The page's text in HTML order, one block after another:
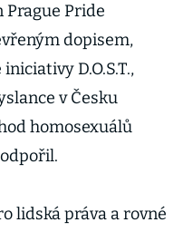
Pride
dopisem,
D.O.S.T.,
v Česku
homosexuálů
lidská práva a rovné